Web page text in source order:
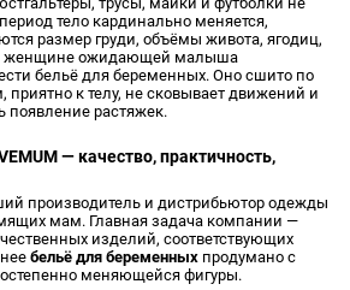
тело кардинально меняется,
размер груди, объёмы живота, ягодиц,
женщине ожидающей малыша
бельё для беременных. Оно сшито по
к телу, не сковывает движений и
появление растяжек.
— качество, практичность,
производитель и дистрибьютор одежды
мам. Главная задача компании —
изделий, соответствующих
бельё для беременных продумано с
меняющейся фигуры.